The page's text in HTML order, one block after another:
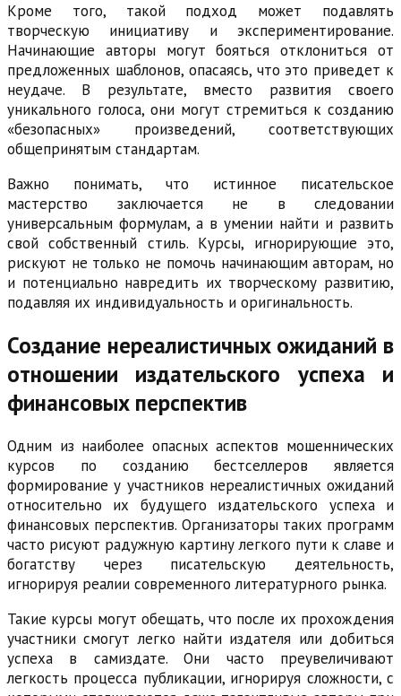
Кроме того, такой подход может подавлять
творческую инициативу и экспериментирование.
Начинающие авторы могут бояться отклониться от
предложенных шаблонов, опасаясь, что это приведет к
неудаче. В результате, вместо развития своего
уникального голоса, они могут стремиться к созданию
«безопасных» произведений, соответствующих
общепринятым стандартам.
Важно понимать, что истинное писательское
мастерство заключается не в следовании
универсальным формулам, а в умении найти и развить
свой собственный стиль. Курсы, игнорирующие это,
рискуют не только не помочь начинающим авторам, но
и потенциально навредить их творческому развитию,
подавляя их индивидуальность и оригинальность.
Создание нереалистичных ожиданий в
отношении издательского успеха и
финансовых перспектив
Одним из наиболее опасных аспектов мошеннических
курсов по созданию бестселлеров является
формирование у участников нереалистичных ожиданий
относительно их будущего издательского успеха и
финансовых перспектив. Организаторы таких программ
часто рисуют радужную картину легкого пути к славе и
богатству через писательскую деятельность,
игнорируя реалии современного литературного рынка.
Такие курсы могут обещать, что после их прохождения
участники смогут легко найти издателя или добиться
успеха в самиздате. Они часто преувеличивают
легкость процесса публикации, игнорируя сложности, с